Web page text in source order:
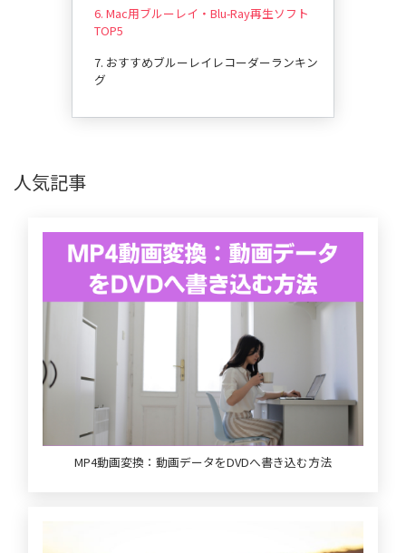
6. Mac用ブルーレイ・Blu-Ray再生ソフト
TOP5
7. おすすめブルーレイレコーダーランキン
グ
人気記事
MP4動画変換：動画データをDVDへ書き込む方法